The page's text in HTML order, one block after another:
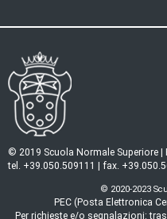
© 2019 Scuola Normale Superiore |
tel. +39.050.509111 | fax.
© 2020-2023
PEC (Posta Elettronica
Per richieste e/o segnalazioni: